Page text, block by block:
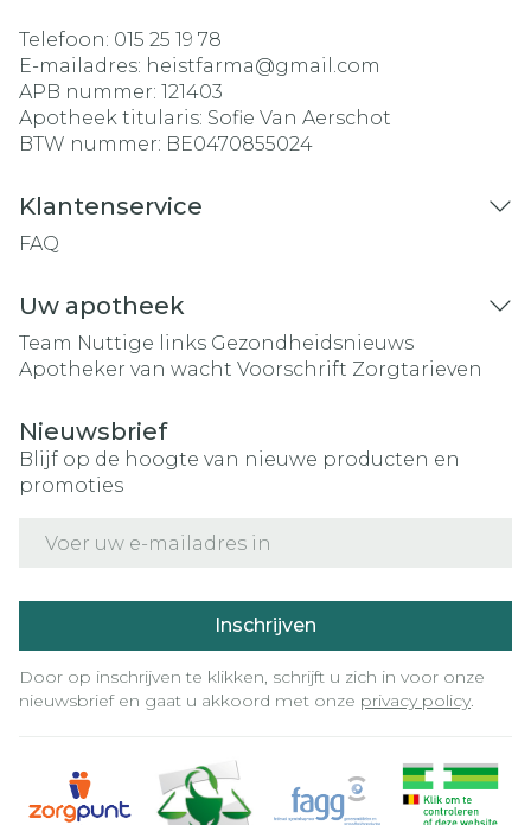
Telefoon: 015 25 19 78
E-mailadres: heistfarma@gmail.com
APB nummer: 121403
Apotheek titularis: Sofie Van Aerschot
BTW nummer: BE0470855024
Klantenservice
FAQ
Uw apotheek
Team Nuttige links Gezondheidsnieuws
Apotheker van wacht Voorschrift Zorgtarieven
Nieuwsbrief
Blijf op de hoogte van nieuwe producten en
promoties
Inschrijven
Door op inschrijven te klikken, schrijft u zich in voor onze
nieuwsbrief en gaat u akkoord met onze privacy policy.